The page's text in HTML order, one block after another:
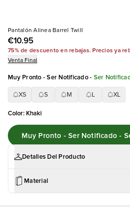
Pantalón Alinea Barrel Twill
€10.95
75% de descuento en rebajas. Precios ya
Venta Final
Muy Pronto - Ser Notificado- Ser
XS S M XL
Color: Khaki
Muy
Detalles Del Producto
Material